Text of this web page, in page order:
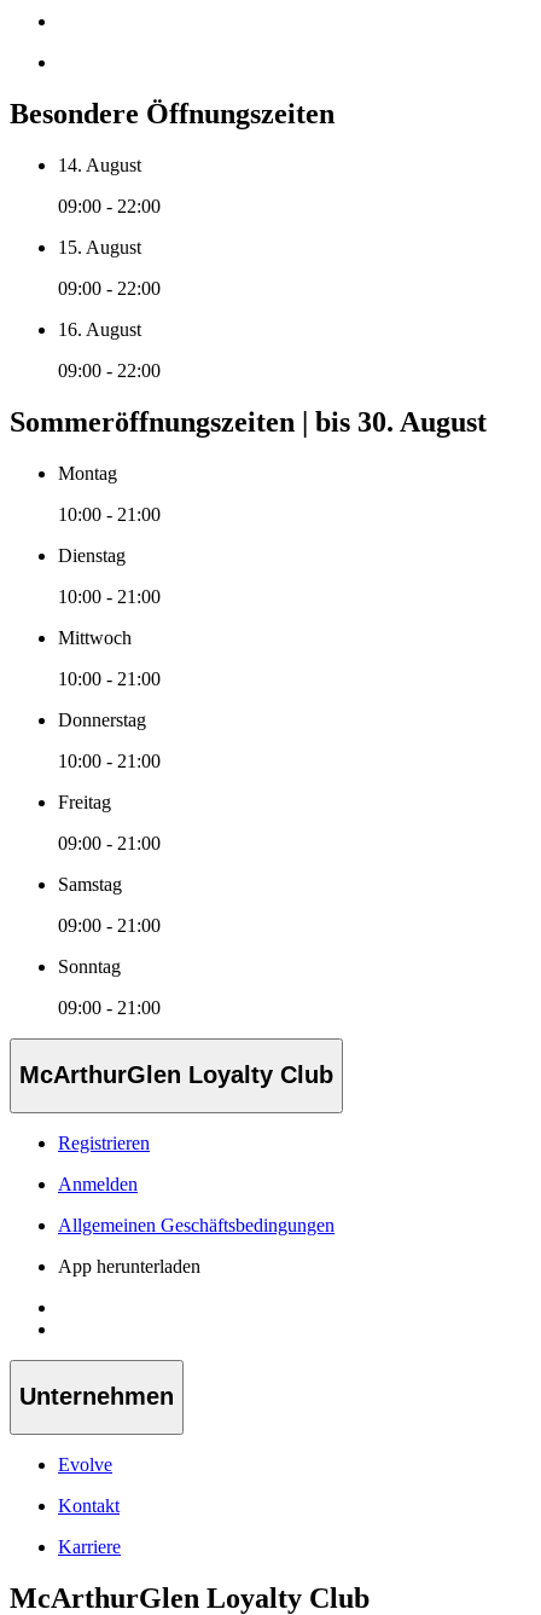
Besondere Öffnungszeiten
14. August
09:00 - 22:00
15. August
09:00 - 22:00
16. August
09:00 - 22:00
Sommeröffnungszeiten | bis 30. August
Montag
10:00 - 21:00
Dienstag
10:00 - 21:00
Mittwoch
10:00 - 21:00
Donnerstag
10:00 - 21:00
Freitag
09:00 - 21:00
Samstag
09:00 - 21:00
Sonntag
09:00 - 21:00
McArthurGlen Loyalty Club
Registrieren
Anmelden
Allgemeinen Geschäftsbedingungen
App herunterladen
Unternehmen
Evolve
Kontakt
Karriere
McArthurGlen Loyalty Club